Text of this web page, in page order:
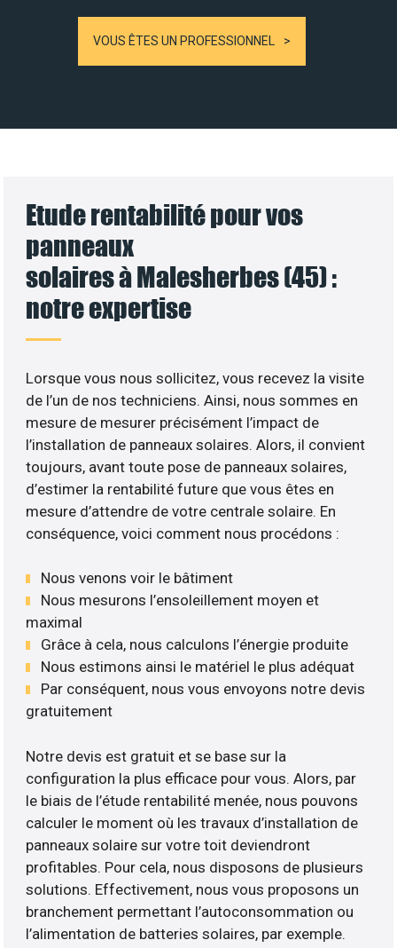
VOUS ÊTES UN PROFESSIONNEL
Etude rentabilité pour vos
panneaux
solaires à Malesherbes (45) :
notre expertise
Lorsque vous nous sollicitez, vous recevez la visite
de l’un de nos techniciens. Ainsi, nous sommes en
mesure de mesurer précisément l’impact de
l’installation de panneaux solaires. Alors, il convient
toujours, avant toute pose de panneaux solaires,
d’estimer la rentabilité future que vous êtes en
mesure d’attendre de votre centrale solaire. En
conséquence, voici comment nous procédons :
Nous venons voir le bâtiment
Nous mesurons l’ensoleillement moyen et
maximal
Grâce à cela, nous calculons l’énergie produite
Nous estimons ainsi le matériel le plus adéquat
Par conséquent, nous vous envoyons notre devis
gratuitement
Notre devis est gratuit et se base sur la
configuration la plus efficace pour vous. Alors, par
le biais de l’étude rentabilité menée, nous pouvons
calculer le moment où les travaux d’installation de
panneaux solaire sur votre toit deviendront
profitables. Pour cela, nous disposons de plusieurs
solutions. Effectivement, nous vous proposons un
branchement permettant l’autoconsommation ou
l’alimentation de batteries solaires, par exemple.